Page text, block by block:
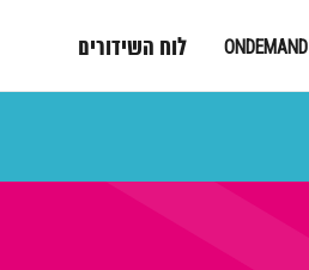
ONDEMAND לוח השידורים